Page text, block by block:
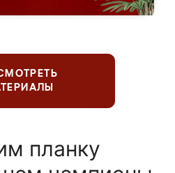
планку